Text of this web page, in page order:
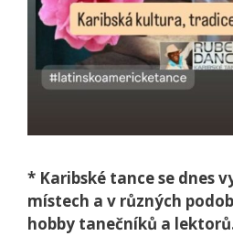
* Karibské tance se dnes
místech a v různých
hobby tanečníků a